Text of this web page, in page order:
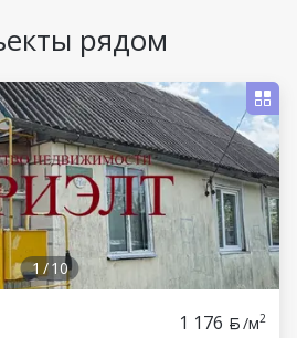
рядом
1 /10
1 176 /м2